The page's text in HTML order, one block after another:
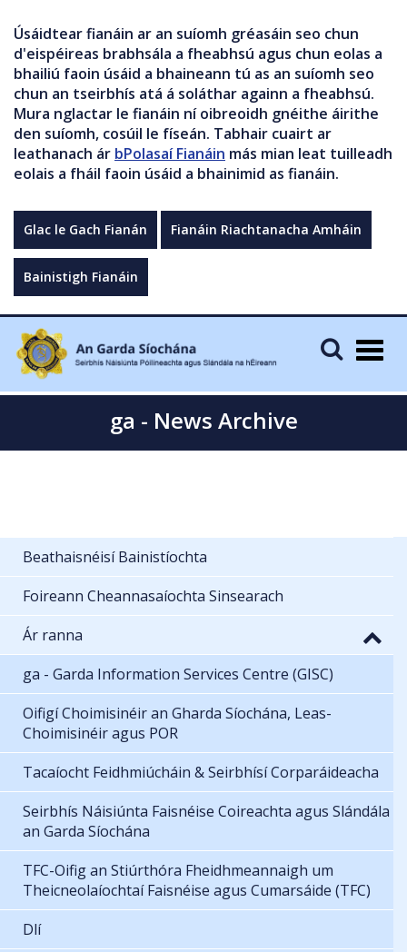
Úsáidtear fianáin ar an suíomh gréasáin seo chun
d'eispéireas brabhsála a fheabhsú agus chun eolas a
bhailiú faoin úsáid a bhaineann tú as an suíomh seo
chun an tseirbhís atá á soláthar againn a fheabhsú.
Mura nglactar le fianáin ní oibreoidh gnéithe áirithe
den suíomh, cosúil le físeán. Tabhair cuairt ar
leathanach ár bPolasaí Fianáin más mian leat tuilleadh
eolais a fháil faoin úsáid a bhainimid as fianáin.
Glac le Gach Fianán Fianáin Riachtanacha Amháin
Bainistigh Fianáin
ga - News Archive
Beathaisnéisí Bainistíochta
Foireann Cheannasaíochta Sinsearach
Ár ranna
ga - Garda Information Services Centre (GISC)
Oifigí Choimisinéir an Gharda Síochána, Leas-
Choimisinéir agus POR
Tacaíocht Feidhmiúcháin & Seirbhísí Corparáideacha
Seirbhís Náisiúnta Faisnéise Coireachta agus Slándála
an Garda Síochána
TFC-Oifig an Stiúrthóra Fheidhmeannaigh um
Theicneolaíochtaí Faisnéise agus Cumarsáide (TFC)
Dlí